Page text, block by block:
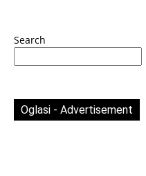
Search
Oglasi - Advertisement